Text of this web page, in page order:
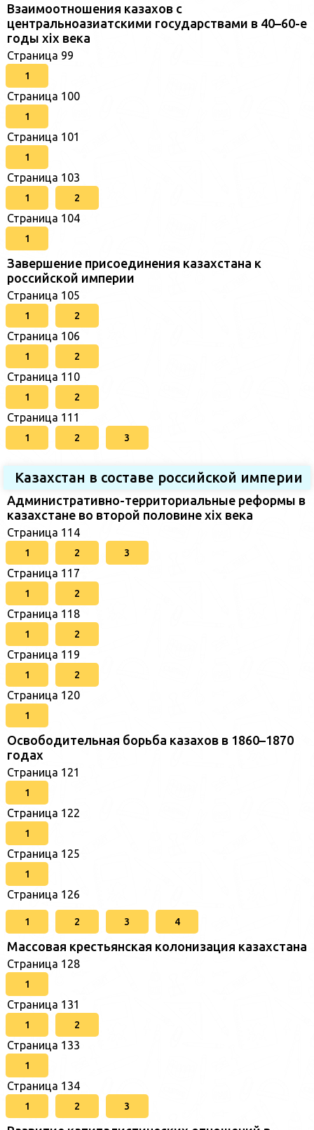
Взаимоотношения казахов с
центральноазиатскими государствами в 40–60-е
годы xix века
Страница 99
1
Страница 100
1
Страница 101
1
Страница 103
1 2
Страница 104
1
Завершение присоединения казахстана к
российской империи
Страница 105
1 2
Страница 106
1 2
Страница 110
1 2
Страница 111
1 2 3
Казахстан в составе российской империи
Административно-территориальные реформы в
казахстане во второй половине xix века
Страница 114
1 2 3
Страница 117
1 2
Страница 118
1 2
Страница 119
1 2
Страница 120
1
Освободительная борьба казахов в 1860–1870
годах
Страница 121
1
Страница 122
1
Страница 125
1
Страница 126
1 2 3 4
Массовая крестьянская колонизация казахстана
Страница 128
1
Страница 131
1 2
Страница 133
1
Страница 134
1 2 3